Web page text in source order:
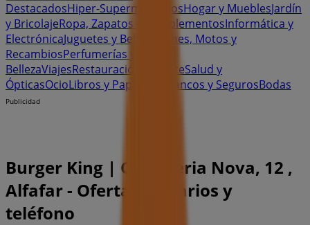
DestacadosHiper-SupermercadosHogar y MueblesJardín
y BricolajeRopa, Zapatos y ComplementosInformática y
ElectrónicaJuguetes y Bebés
Coches, Motos y
RecambiosPerfumerías y
BellezaViajesRestauración DeporteSalud y
ÓpticasOcioLibros y Papelerías Bancos y SegurosBodas
Publicidad
Burger King | C/alqueria Nova, 12 ,
Alfafar - Ofertas, horarios y
teléfono